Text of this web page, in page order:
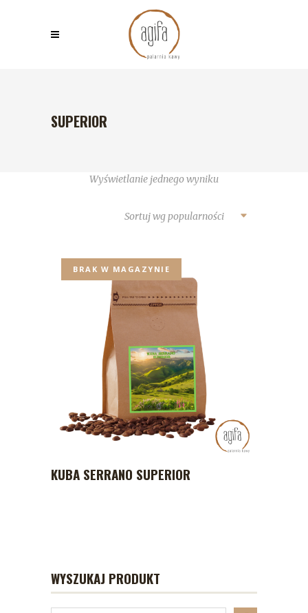
SUPERIOR
Wyświetlanie jednego wyniku
Sortuj wg popularności
BRAK W MAGAZYNIE
KUBA SERRANO SUPERIOR
WYSZUKAJ PRODUKT